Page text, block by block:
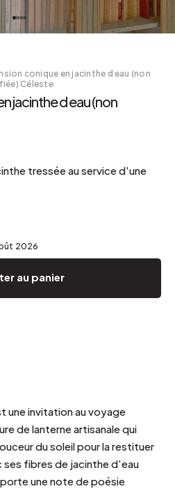
conique en jacinthe d eau (non
Céleste
jacinthe d eau (non
tressée au service d'une
2026
au panier
une invitation au voyage
de lanterne artisanale qui
du soleil pour la restituer
ses fibres de jacinthe d'eau
une note de poésie